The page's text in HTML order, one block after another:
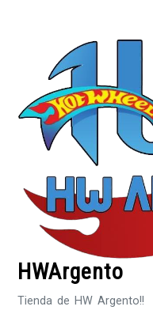
HWArgento
Tienda de HW Argento!!